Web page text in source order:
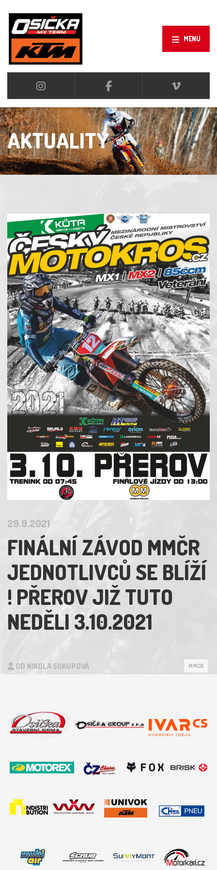
MENU
AKTUALITY
29.9.2021
FINÁLNÍ ZÁVOD MMČR
JEDNOTLIVCŮ SE BLÍŽÍ
! PŘEROV JIŽ TUTO
NEDĚLI 3.10.2021
OD NIKOLA SUKUPOVÁ MMČR